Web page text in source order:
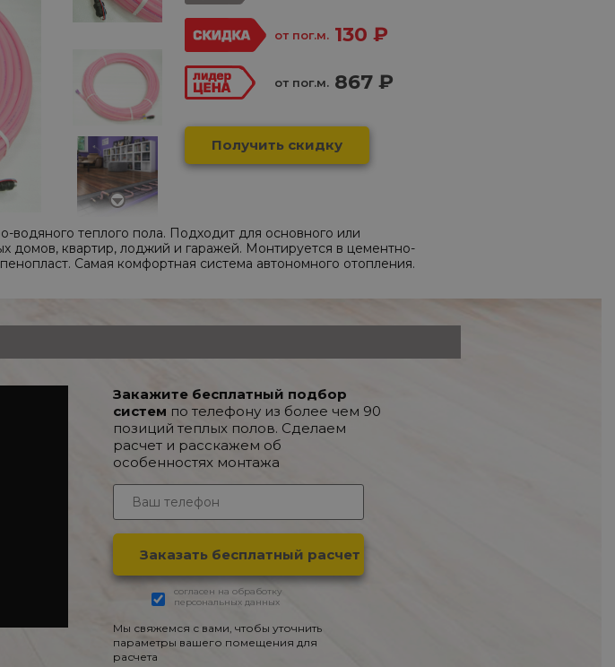
от пог.м. 130 ₽
от пог.м. 867 ₽
Получить скидку
водяного теплого пола. Подходит для основного или
домов, квартир, лоджий и гаражей. Монтируется в цементно-
Самая комфортная система автономного отопления.
Закажите бесплатный подбор
систем по телефону из более чем 90
позиций теплых полов. Сделаем
расчет и расскажем об
особенностях монтажа
согласен на обработку
персональных данных
Мы свяжемся с вами, чтобы уточнить
параметры вашего помещения для
расчета